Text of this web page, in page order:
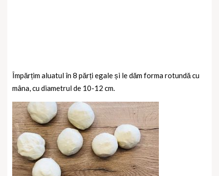
Împărțim aluatul în 8 părți egale și le dăm forma rotundă cu
mâna, cu diametrul de 10-12 cm.